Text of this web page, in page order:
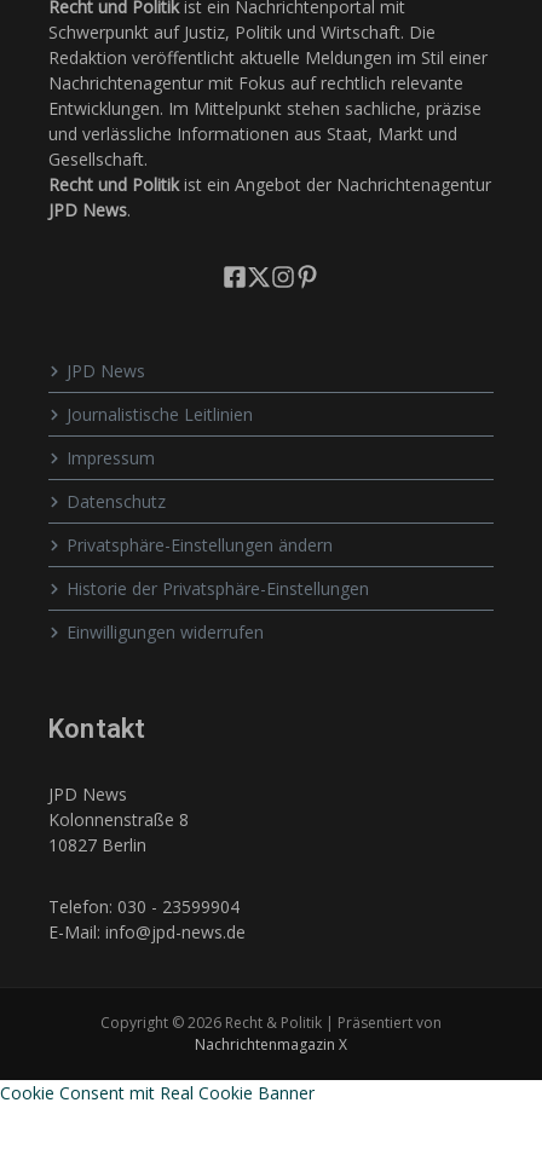
Recht und Politikist ein Nachrichtenportal mit
Schwerpunkt auf Justiz, Politik und Wirtschaft. Die
Redaktion veröffentlicht aktuelle Meldungen im Stil einer
Nachrichtenagentur mit Fokus auf rechtlich relevante
Entwicklungen. Im Mittelpunkt stehen sachliche, präzise
und verlässliche Informationen aus Staat, Markt und
Gesellschaft.
Recht und Politikist ein Angebot der Nachrichtenagentur
JPD News.
JPD News
Journalistische Leitlinien
Impressum
Datenschutz
Privatsphäre-Einstellungen ändern
Historie der Privatsphäre-Einstellungen
Einwilligungen widerrufen
Kontakt
JPD News
Kolonnenstraße 8
10827 Berlin
Telefon: 030 - 23599904
E-Mail: info@jpd-news.de
Copyright © 2026 Recht & Politik | Präsentiert von
Nachrichtenmagazin X
Cookie Consent mit Real Cookie Banner